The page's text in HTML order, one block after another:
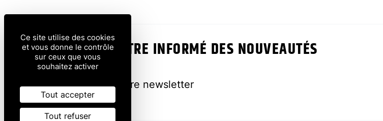
VOUS VOULEZ ÊTRE INFORMÉ DES NOUVEAUTÉS
?
Inscrivez-vous à notre newsletter
Ce site utilise des cookies
et vous donne le contrôle
sur ceux que vous
souhaitez activer
Tout accepter
Tout refuser